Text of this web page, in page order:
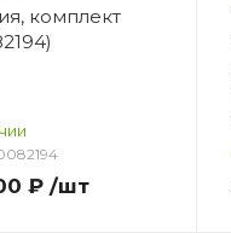
комплект
₽ /шт